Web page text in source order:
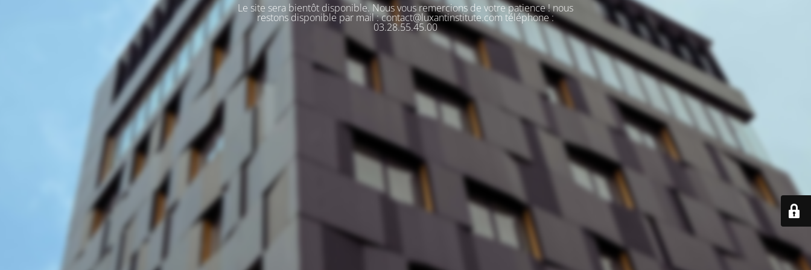
Le site sera bientôt disponible. Nous vous remercions de votre patience ! nous
restons disponible par mail : contact@luxantinstitute.com téléphone :
03.28.55.45.00